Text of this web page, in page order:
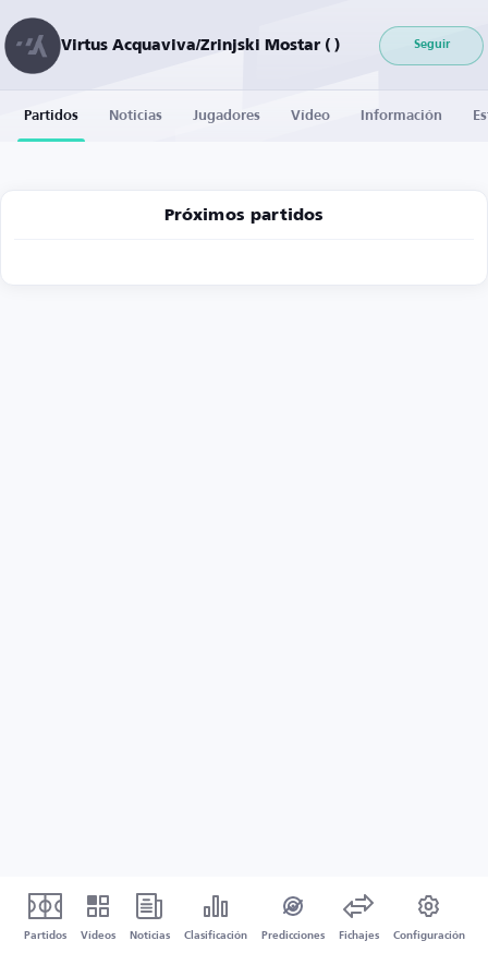
Virtus Acquaviva/Zrinjski Mostar ( ) Seguir
Partidos Noticias Jugadores Vídeo Información
Próximos partidos
Partidos Vídeos Noticias Clasificación Predicciones Fichajes Configuración